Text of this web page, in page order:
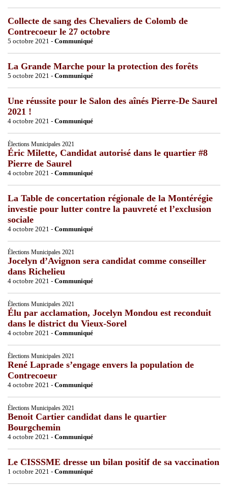
Collecte de sang des Chevaliers de Colomb de
Contrecoeur le 27 octobre
5 octobre 2021 - Communiqué
La Grande Marche pour la protection des forêts
5 octobre 2021 - Communiqué
Une réussite pour le Salon des aînés Pierre-De Saurel
2021 !
4 octobre 2021 - Communiqué
Élections Municipales 2021
Éric Milette, Candidat autorisé dans le quartier #8
Pierre de Saurel
4 octobre 2021 - Communiqué
La Table de concertation régionale de la Montérégie
investie pour lutter contre la pauvreté et l’exclusion
sociale
4 octobre 2021 - Communiqué
Élections Municipales 2021
Jocelyn d’Avignon sera candidat comme conseiller
dans Richelieu
4 octobre 2021 - Communiqué
Élections Municipales 2021
Élu par acclamation, Jocelyn Mondou est reconduit
dans le district du Vieux-Sorel
4 octobre 2021 - Communiqué
Élections Municipales 2021
René Laprade s’engage envers la population de
Contrecoeur
4 octobre 2021 - Communiqué
Élections Municipales 2021
Benoit Cartier candidat dans le quartier
Bourgchemin
4 octobre 2021 - Communiqué
Le CISSSME dresse un bilan positif de sa vaccination
1 octobre 2021 - Communiqué